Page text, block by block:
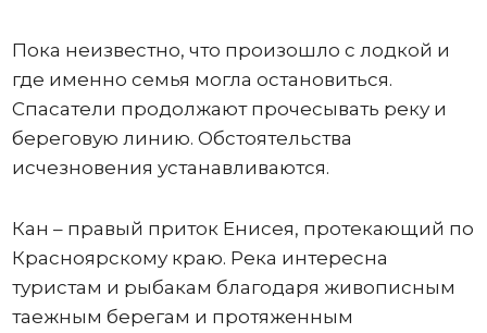
Пока неизвестно, что произошло с лодкой и
где именно семья могла остановиться.
Спасатели продолжают прочесывать реку и
береговую линию. Обстоятельства
исчезновения устанавливаются.
Кан – правый приток Енисея, протекающий по
Красноярскому краю. Река интересна
туристам и рыбакам благодаря живописным
таежным берегам и протяженным